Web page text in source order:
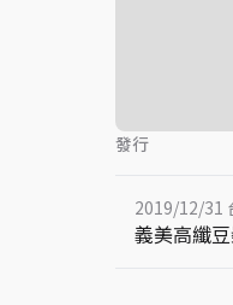
發行
2019/12/31
義美高纖